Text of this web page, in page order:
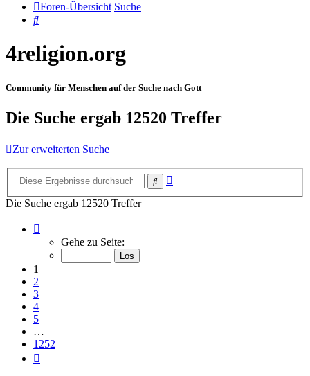
Foren-Übersicht Suche
Suche
4religion.org
Community für Menschen auf der Suche nach Gott
Die Suche ergab 12520 Treffer
Zur erweiterten Suche
Suche
Die Suche ergab 12520 Treffer
von
1252
Gehe zu Seite:
1
2
3
4
5
…
1252